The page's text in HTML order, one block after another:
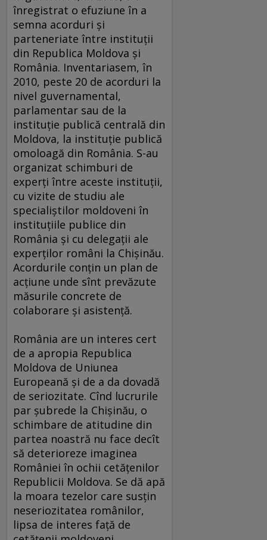
înregistrat o efuziune în a
semna acorduri şi
parteneriate între instituţii
din Republica Moldova şi
România. Inventariasem, în
2010, peste 20 de acorduri la
nivel guvernamental,
parlamentar sau de la
instituţie publică centrală din
Moldova, la instituţie publică
omoloagă din România. S-au
organizat schimburi de
experţi între aceste instituţii,
cu vizite de studiu ale
specialiştilor moldoveni în
instituţiile publice din
România şi cu delegaţii ale
experţilor români la Chişinău.
Acordurile conţin un plan de
acţiune unde sînt prevăzute
măsurile concrete de
colaborare şi asistenţă.
România are un interes cert
de a apropia Republica
Moldova de Uniunea
Europeană şi de a da dovadă
de seriozitate. Cînd lucrurile
par şubrede la Chişinău, o
schimbare de atitudine din
partea noastră nu face decît
să deterioreze imaginea
României în ochii cetăţenilor
Republicii Moldova. Se dă apă
la moara tezelor care susţin
neseriozitatea românilor,
lipsa de interes faţă de